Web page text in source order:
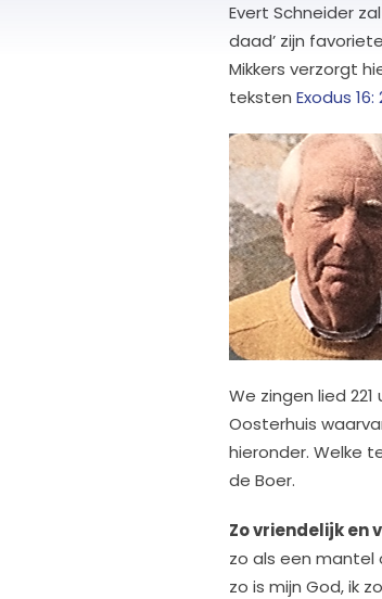
Evert Schneider
daad’ zijn
Mikkers verzorgt
teksten Exodus 16:
We zingen lied
Oosterhuis
hieronder. Welke
de Boer.
Zo vriendelijk en
zo als een mantel
zo is mijn God, ik